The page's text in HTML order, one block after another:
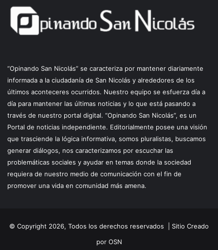
“Opinando San Nicolás” se caracteriza por mantener diariamente
informada a la ciudadanía de San Nicolás y alrededores de los
últimos aconteceres ocurridos. Nuestro equipo se esfuerza día a
día para mantener las últimas noticias y lo que está pasando a
través de nuestro portal digital. “Opinando San Nicolás”, es un
Portal de noticias independiente. Editorialmente posee una visión
que trasciende la lógica informativa, somos pluralistas, buscamos
generar diálogos, nos caracterizamos por escuchar las
problemáticas sociales y ayudar en temas donde la sociedad
requiera de nuestro medio de comunicación con el fin de
promover una vida en comunidad más amena.
© Copyright 2026, Todos los derechos reservados | Sitio Creado
por OSN